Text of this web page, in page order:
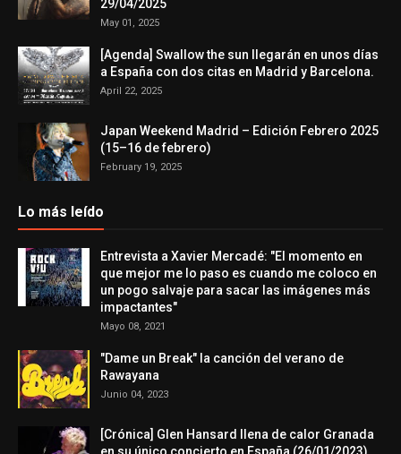
29/04/2025
May 01, 2025
[Agenda] Swallow the sun llegarán en unos días
a España con dos citas en Madrid y Barcelona.
April 22, 2025
Japan Weekend Madrid – Edición Febrero 2025
(15–16 de febrero)
February 19, 2025
Lo más leído
Entrevista a Xavier Mercadé: "El momento en
que mejor me lo paso es cuando me coloco en
un pogo salvaje para sacar las imágenes más
impactantes"
Mayo 08, 2021
"Dame un Break" la canción del verano de
Rawayana
Junio 04, 2023
[Crónica] Glen Hansard llena de calor Granada